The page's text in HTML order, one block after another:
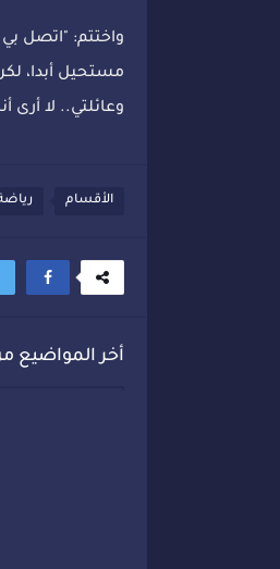
واختتم: "اتصل
مستحيل أبدا،
وعائلتي.. لا أرى
الأقسام
أخر